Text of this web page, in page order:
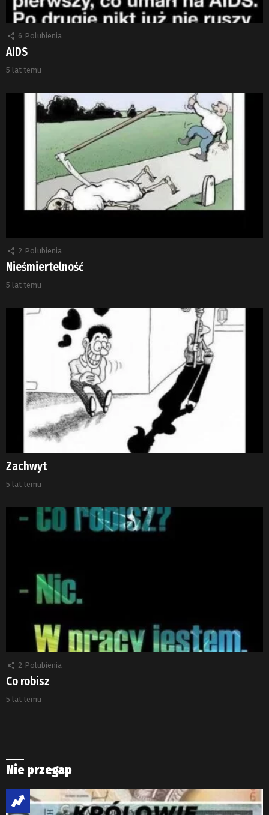
6 Polubienia
AIDS
5 lat temu
2 Polubienia
Nieśmiertelność
5 lat temu
Zachwyt
5 lat temu
2 Polubienia
Co robisz
5 lat temu
Nie przegap